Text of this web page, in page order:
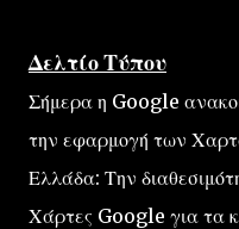
Δελτίο Τύπου
Σήμερα η Google
την εφαρμογή των
Ελλάδα: Την
Χάρτες Google για τα